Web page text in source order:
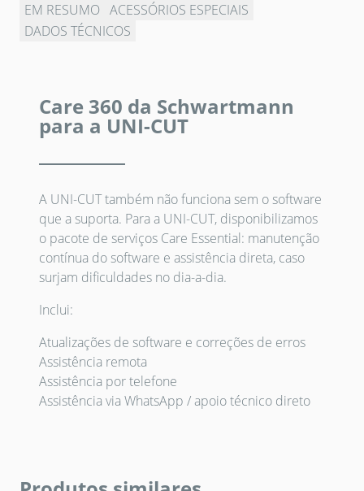
EM RESUMO ACESSÓRIOS ESPECIAIS
DADOS TÉCNICOS
Care 360 da Schwartmann
para a UNI-CUT
A UNI-CUT também não funciona sem o software
que a suporta. Para a UNI-CUT, disponibilizamos
o pacote de serviços Care Essential: manutenção
contínua do software e assistência direta, caso
surjam dificuldades no dia-a-dia.
Inclui:
Atualizações de software e correções de erros
Assistência remota
Assistência por telefone
Assistência via WhatsApp / apoio técnico direto